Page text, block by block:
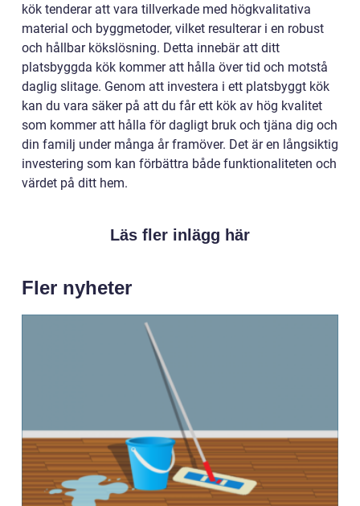
kök tenderar att vara tillverkade med högkvalitativa
material och byggmetoder, vilket resulterar i en robust
och hållbar kökslösning. Detta innebär att ditt
platsbyggda kök kommer att hålla över tid och motstå
daglig slitage. Genom att investera i ett platsbyggt kök
kan du vara säker på att du får ett kök av hög kvalitet
som kommer att hålla för dagligt bruk och tjäna dig och
din familj under många år framöver. Det är en långsiktig
investering som kan förbättra både funktionaliteten och
värdet på ditt hem.
Läs fler inlägg här
Fler nyheter